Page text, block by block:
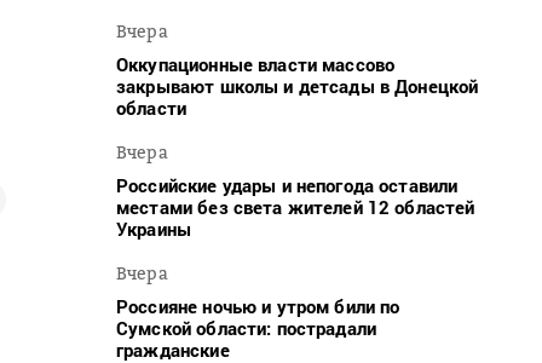
Вчера
Оккупационные власти массово
закрывают школы и детсады в Донецкой
области
Вчера
Российские удары и непогода оставили
местами без света жителей 12 областей
Украины
Вчера
Россияне ночью и утром били по
Сумской области: пострадали
гражданские